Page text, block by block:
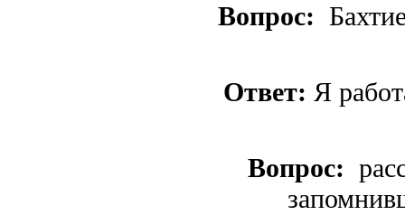
Вопрос:
Ответ: Я
Вопрос: